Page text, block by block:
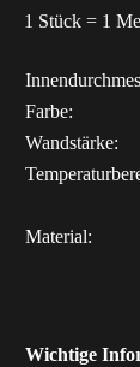
1 Stück = 1
Farbe:
Wandstärke:
Material:
Wichtige